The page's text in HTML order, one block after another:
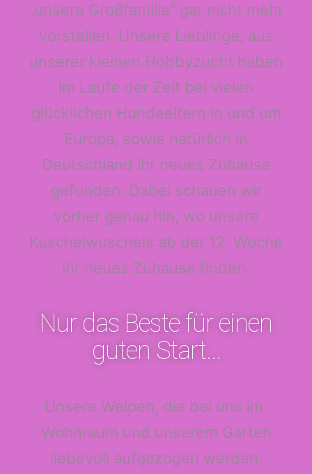
„unsere Großfamilie“ gar nicht mehr
vorstellen. Unsere Lieblinge, aus
unserer kleinen Hobbyzucht haben
im Laufe der Zeit bei vielen
glücklichen Hundeeltern in und um
Europa, sowie natürlich in
Deutschland ihr neues Zuhause
gefunden. Dabei schauen wir
vorher genau hin, wo unsere
Kuschelwuschels ab der 12. Woche
ihr neues Zuhause finden.
Nur das Beste für einen
guten Start...
Unsere Welpen, die bei uns im
Wohnraum und unserem Garten
liebevoll aufgezogen werden,